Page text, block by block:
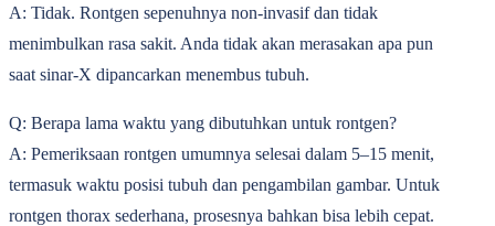
A: Tidak. Rontgen sepenuhnya non-invasif dan tidak
menimbulkan rasa sakit. Anda tidak akan merasakan apa pun
saat sinar-X dipancarkan menembus tubuh.
Q: Berapa lama waktu yang dibutuhkan untuk rontgen?
A: Pemeriksaan rontgen umumnya selesai dalam 5–15 menit,
termasuk waktu posisi tubuh dan pengambilan gambar. Untuk
rontgen thorax sederhana, prosesnya bahkan bisa lebih cepat.